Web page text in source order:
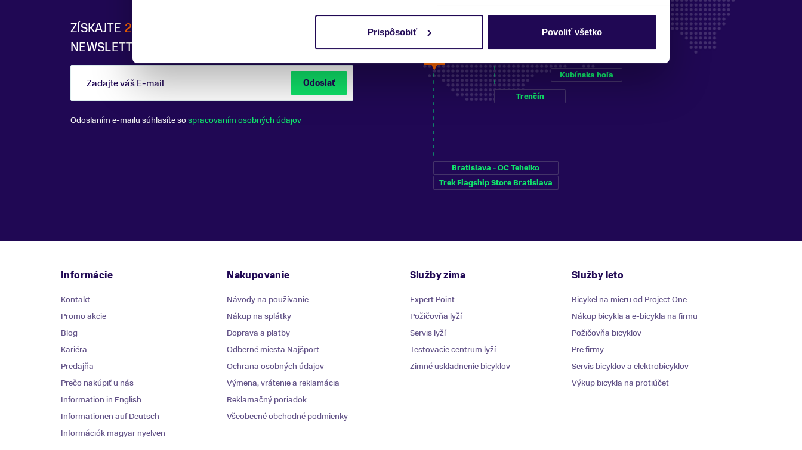
Prispôsobiť Povoliť všetko
ZÍSKAJTE 2% ZĽAVU
NEWSLETTERU
Zadajte váš E-mail Odoslať
Odoslaním e-mailu súhlasíte sospracovaním osobných údajov
Bratislava - OC Tehelko
Trek Flagship Store Bratislava
Trenčín
Kubínska hoľa
Informácie
Kontakt
Promo akcie
Blog
Kariéra
Predajňa
Prečo nakúpiť u nás
Information in English
Informationen auf Deutsch
Információk magyar nyelven
Nakupovanie
Návody na používanie
Nákup na splátky
Doprava a platby
Odberné miesta Najšport
Ochrana osobných údajov
Výmena, vrátenie a reklamácia
Reklamačný poriadok
Všeobecné obchodné podmienky
Služby zima
Expert Point
Požičovňa lyží
Servis lyží
Testovacie centrum lyží
Zimné uskladnenie bicyklov
Služby leto
Bicykel na mieru od Project One
Nákup bicykla a e-bicykla na firmu
Požičovňa bicyklov
Pre firmy
Servis bicyklov a elektrobicyklov
Výkup bicykla na protiúčet